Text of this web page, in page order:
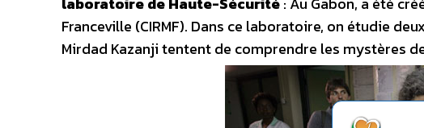
Franceville (CIRMF). Dans ce laboratoire, on étudie
Mirdad Kazanji tentent de comprendre les mystères